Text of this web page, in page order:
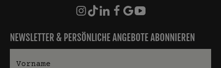
NEWSLETTER & PERSÖNLICHE ANGEBOTE ABONNIEREN